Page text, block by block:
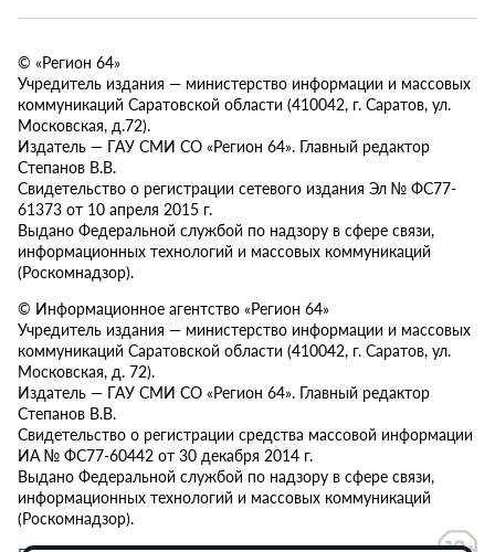
© «Регион 64»
Учредитель издания — министерство информации и массовых
коммуникаций Саратовской области (410042, г. Саратов, ул.
Московская, д.72).
Издатель — ГАУ СМИ СО «Регион 64». Главный редактор
Степанов В.В.
Свидетельство о регистрации сетевого издания Эл № ФС77-
61373 от 10 апреля 2015 г.
Выдано Федеральной службой по надзору в сфере связи,
информационных технологий и массовых коммуникаций
(Роскомнадзор).
© Информационное агентство «Регион 64»
Учредитель издания — министерство информации и массовых
коммуникаций Саратовской области (410042, г. Саратов, ул.
Московская, д. 72).
Издатель — ГАУ СМИ СО «Регион 64». Главный редактор
Степанов В.В.
Свидетельство о регистрации средства массовой информации
ИА № ФС77-60442 от 30 декабря 2014 г.
Выдано Федеральной службой по надзору в сфере связи,
информационных технологий и массовых коммуникаций
(Роскомнадзор).